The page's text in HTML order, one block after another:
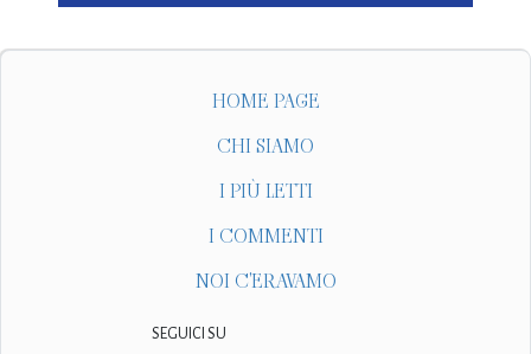
HOME PAGE
CHI SIAMO
I PIÙ LETTI
I COMMENTI
NOI C'ERAVAMO
SEGUICI SU